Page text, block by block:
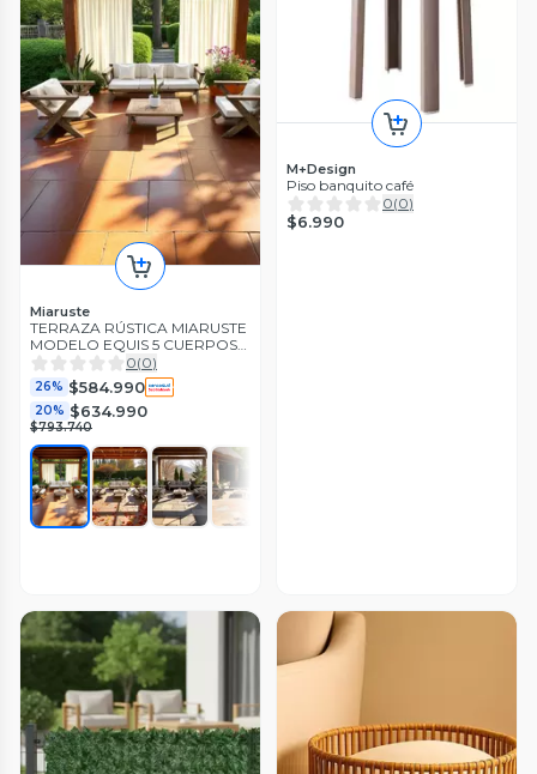
Miaruste
TERRAZA RÚSTICA MIARUSTE
MODELO EQUIS 5 CUERPOS
MADERA COLOR ROBLE
0(0)
26% $584.990
20% $634.990
$793.740
M+Design
Piso banquito café
0(0)
$6.990